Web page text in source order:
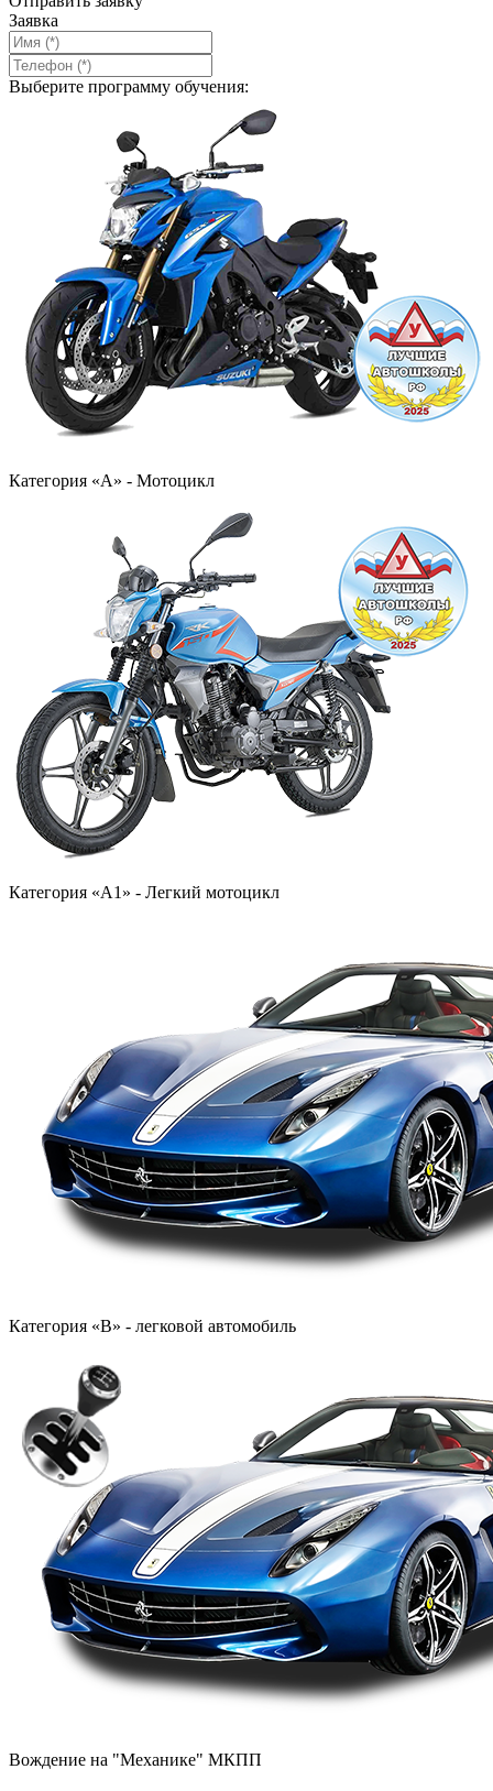
Заявка
Выберите программу обучения:
Категория «А» - Мотоцикл
Категория «A1» - Легкий мотоцикл
Категория «B» - легковой автомобиль
Вождение на "Механике" МКПП